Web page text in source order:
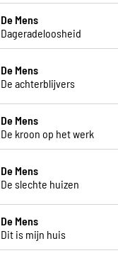
De Mens
Dageradeloosheid
De Mens
De achterblijvers
De Mens
De kroon op het werk
De Mens
De slechte huizen
De Mens
Dit is mijn huis